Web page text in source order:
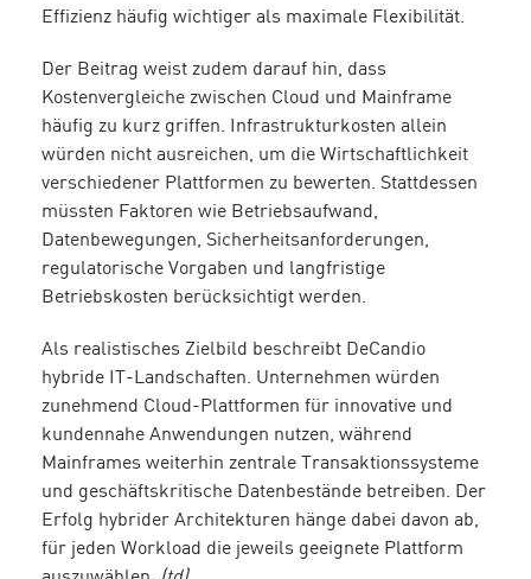
Effizienz häufig wichtiger als maximale Flexibilität.
Der Beitrag weist zudem darauf hin, dass
Kostenvergleiche zwischen Cloud und Mainframe
häufig zu kurz griffen. Infrastrukturkosten allein
würden nicht ausreichen, um die Wirtschaftlichkeit
verschiedener Plattformen zu bewerten. Stattdessen
müssten Faktoren wie Betriebsaufwand,
Datenbewegungen, Sicherheitsanforderungen,
regulatorische Vorgaben und langfristige
Betriebskosten berücksichtigt werden.
Als realistisches Zielbild beschreibt DeCandio
hybride IT-Landschaften. Unternehmen würden
zunehmend Cloud-Plattformen für innovative und
kundennahe Anwendungen nutzen, während
Mainframes weiterhin zentrale Transaktionssysteme
und geschäftskritische Datenbestände betreiben. Der
Erfolg hybrider Architekturen hänge dabei davon ab,
für jeden Workload die jeweils geeignete Plattform